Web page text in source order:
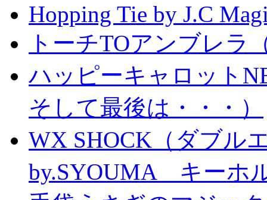
Hopping Tie by J.C
トーチTOアンブレラ
ハッピーキャロット
そして最後は・・・）
WX SHOCK（ダブル
by.SYOUMA キーホ